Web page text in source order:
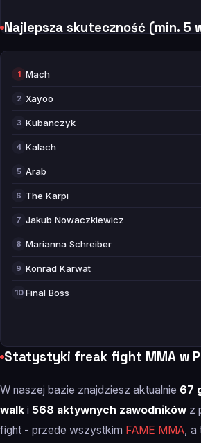
Najlepsza skuteczność (min. 5
1 Mach
2 Xayoo
3 Kubanczyk
4 Kalach
5 Arab
6 The Karpi
7 Jakub Nowaczkiewicz
8 Marianna Schreiber
9 Konrad Karwat
10 Final Boss
Statystyki freak fight MMA w
W naszej bazie znajdziesz aktualnie 67
walk i 568 aktywnych zawodników z
fight - przede wszystkim FAME MMA, a